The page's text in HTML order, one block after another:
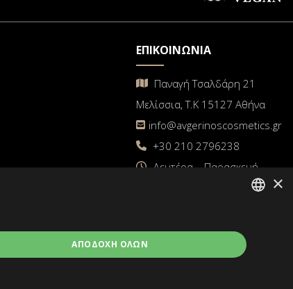
ΕΠΙΚΟΙΝΩΝΙΑ
Παναγή Τσαλδάρη 21
Μελίσσια, Τ.Κ 15127 Αθήνα
info@avgerinoscosmetics.gr
+30 210 2796238
Δευτέρα – Παρασκευή
ENGLISH
×
ΑΠΟΔΟΧΉ ΌΛΩΝ